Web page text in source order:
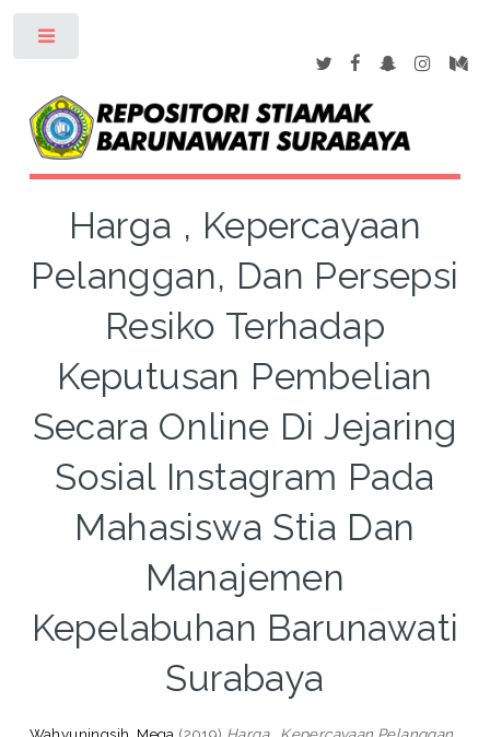
Harga , Kepercayaan
Pelanggan, Dan Persepsi
Resiko Terhadap
Keputusan Pembelian
Secara Online Di Jejaring
Sosial Instagram Pada
Mahasiswa Stia Dan
Manajemen
Kepelabuhan Barunawati
Surabaya